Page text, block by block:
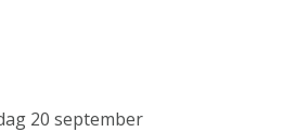
20 september